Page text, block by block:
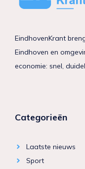
EindhovenKrant
Eindhoven en
economie: snel,
Categorieën
Laatste nieuws
Sport